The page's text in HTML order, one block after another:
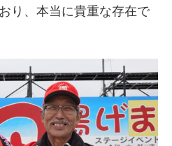
り、本当に貴重な存在で